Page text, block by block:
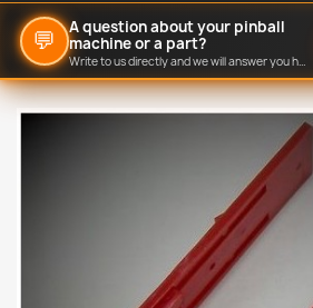
💬
A question about your pinball
machine or a part?
Write to us directly and we will answer you here.